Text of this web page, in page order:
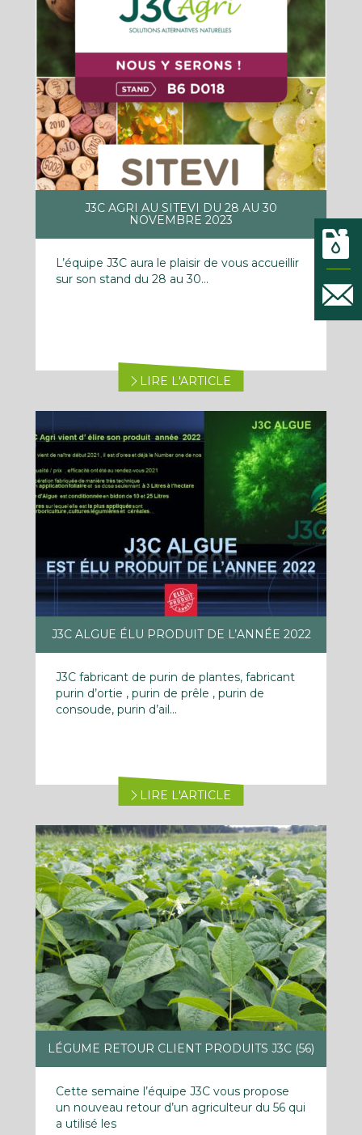
J3C AGRI AU SITEVI DU 28 AU 30
NOVEMBRE 2023
L’équipe J3C aura le plaisir de vous accueillir
sur son stand du 28 au 30...
LIRE L'ARTICLE
J3C ALGUE ÉLU PRODUIT DE L’ANNÉE 2022
J3C fabricant de purin de plantes, fabricant
purin d’ortie , purin de prêle , purin de
consoude, purin d’ail...
LIRE L'ARTICLE
LÉGUME RETOUR CLIENT PRODUITS J3C (56)
Cette semaine l’équipe J3C vous propose
un nouveau retour d’un agriculteur du 56 qui
a utilisé les